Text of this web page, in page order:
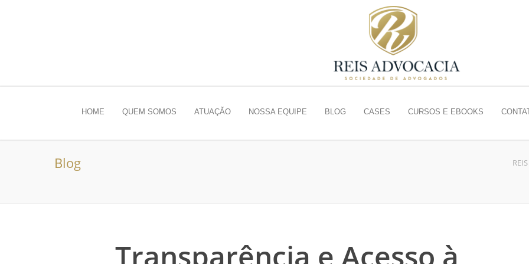
HOME QUEM SOMOS ATUAÇÃO NOSSA EQUIPE BLOG CASES CURSOS E EBOOKS
Blog
Transparência e Acesso à